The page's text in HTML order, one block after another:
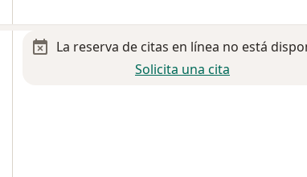
La reserva de citas en línea no está
Solicita una cita